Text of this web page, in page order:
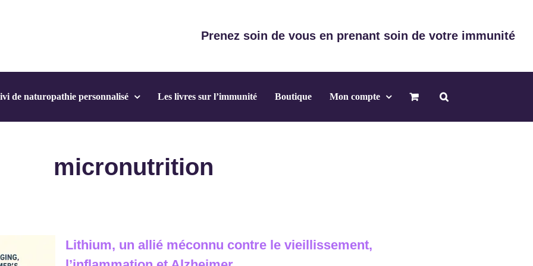
Prenez soin de vous en prenant soin de votre immunité
de naturopathie personnalisé Les livres sur l’immunité Boutique Mon compte
micronutrition
Lithium, un allié méconnu contre le vieillissement,